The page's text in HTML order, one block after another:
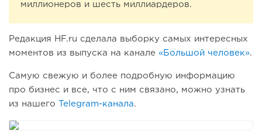
миллионеров и шесть миллиардеров.
Редакция HF.ru сделала выборку самых интересных
моментов из выпуска на канале «Большой человек».
Самую свежую и более подробную информацию
про бизнес и все, что с ним связано, можно узнать
из нашего
Telegram-канала.